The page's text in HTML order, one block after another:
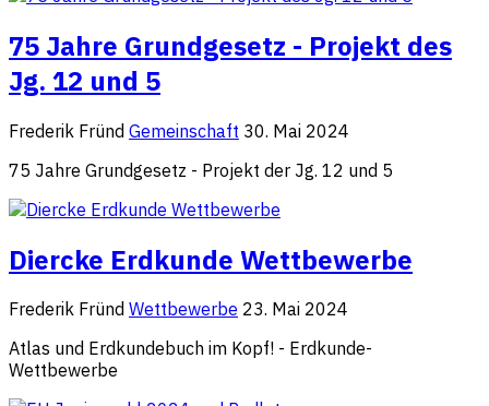
75 Jahre Grundgesetz - Projekt des
Jg. 12 und 5
Frederik Fründ Gemeinschaft 30. Mai 2024
75 Jahre Grundgesetz - Projekt der Jg. 12 und 5
Diercke Erdkunde Wettbewerbe
Frederik Fründ Wettbewerbe 23. Mai 2024
Atlas und Erdkundebuch im Kopf! - Erdkunde-
Wettbewerbe